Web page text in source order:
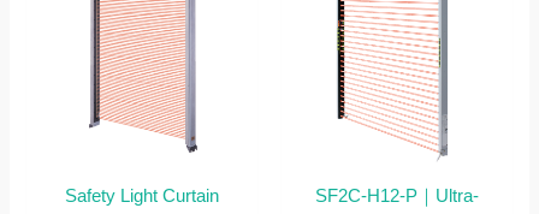
Safety Light Curtain
SF2C-H12-P｜Ultra-